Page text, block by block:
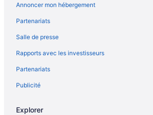
Annoncer mon hébergement
Partenariats
Salle de presse
Rapports avec les investisseurs
Partenariats
Publicité
Explorer